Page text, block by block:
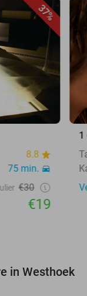
37%
8.8
75 min.
€30
€19
1
in Westhoek